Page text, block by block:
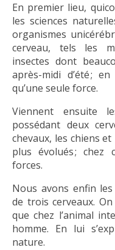
En premier lieu,
les sciences
organismes
cerveau, tels les
insectes dont
après-midi d’été ;
qu’une seule force.
Viennent ensuite
possédant deux
chevaux, les chiens
plus évolués ; chez
forces.
Nous avons enfin
de trois cerveaux.
que chez l’animal
homme. En lui
nature.